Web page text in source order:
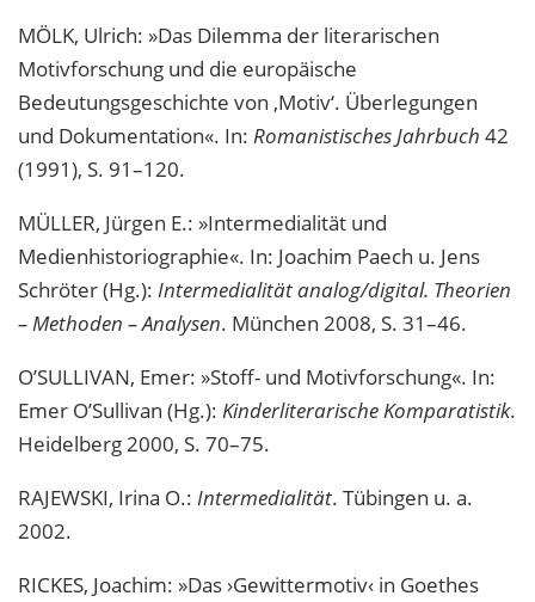
MÖLK, Ulrich: »Das Dilemma der literarischen
Motivforschung und die europäische
Bedeutungsgeschichte von ‚Motiv‘. Überlegungen
und Dokumentation«. In: Romanistisches Jahrbuch 42
(1991), S. 91–120.
MÜLLER, Jürgen E.: »Intermedialität und
Medienhistoriographie«. In: Joachim Paech u. Jens
Schröter (Hg.): Intermedialität analog/digital. Theorien
– Methoden – Analysen. München 2008, S. 31–46.
O’SULLIVAN, Emer: »Stoff- und Motivforschung«. In:
Emer O’Sullivan (Hg.): Kinderliterarische Komparatistik.
Heidelberg 2000, S. 70–75.
RAJEWSKI, Irina O.: Intermedialität. Tübingen u. a.
2002.
RICKES, Joachim: »Das ›Gewittermotiv‹ in Goethes